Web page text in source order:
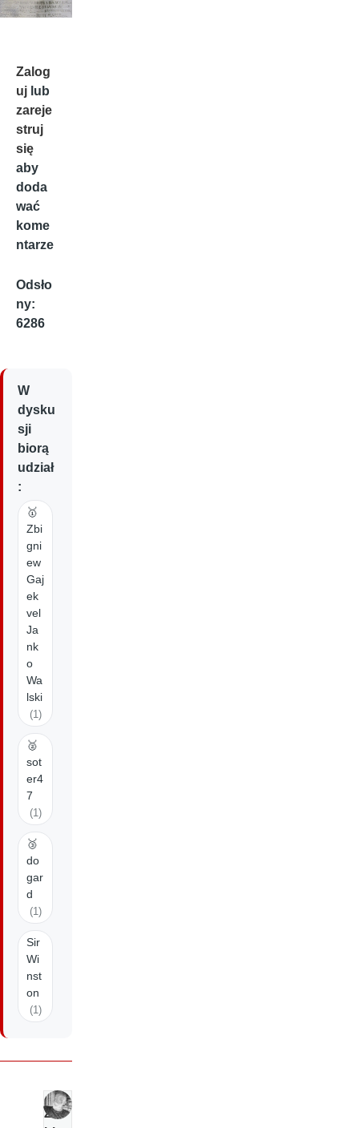
Zalog
uj lub
zareje
struj
się
aby
doda
wać
kome
ntarze
Odsło
ny:
6286
W
dysku
sji
biorą
udział
:
🥇
Zbi
gni
ew
Gaj
ek
vel
Ja
nk
o
Wa
lski
(1)
🥈
sot
er4
7
(1)
🥉
do
gar
d
(1)
Sir
Wi
nst
on
(1)
Z